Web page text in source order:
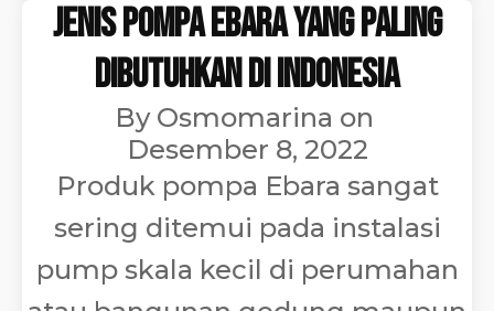
Jenis Pompa Ebara yang Paling
Dibutuhkan di Indonesia
By Osmomarina on
Desember 8, 2022
Produk pompa Ebara sangat
sering ditemui pada instalasi
pump skala kecil di perumahan